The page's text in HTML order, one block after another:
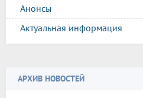
Анонсы
Актуальная информация
АРХИВ НОВОСТЕЙ